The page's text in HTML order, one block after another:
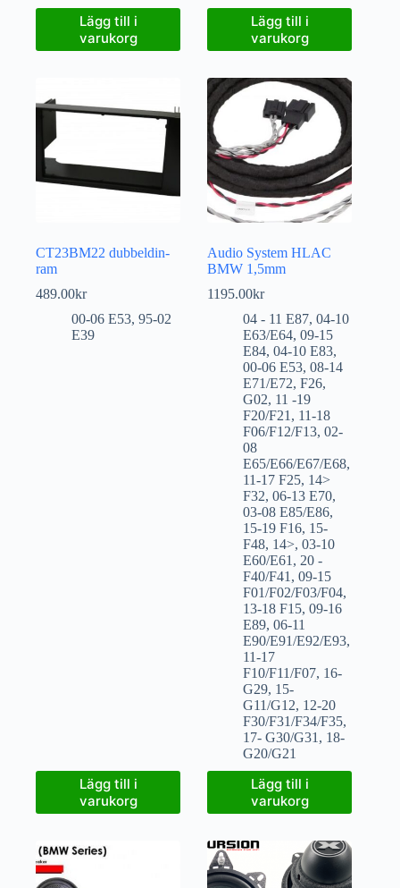
Lägg till i
varukorg
Lägg till i
varukorg
CT23BM22 dubbeldin-
ram
489.00kr
00-06 E53, 95-02
E39
Lägg till i
varukorg
Audio System HLAC
BMW 1,5mm
1195.00kr
04 - 11 E87,04-10
E63/E64,09-15
E84,04-10 E83,
00-06 E53,08-14
E71/E72,F26,
G02, 11 -19
F20/F21 , 11-18
F06/F12/F13,02-
08
E65/E66/E67/E68,
11-17 F25, 14>
F32,06-13 E70,
03-08 E85/E86,
15-19 F16, 15-
F48, 14>,03-10
E60/E61 , 20 -
F40/F41 ,09-15
F01/F02/F03/F04,
13-18 F15,09-16
E89,06-11
E90/E91/E92/E93,
11-17
F10/F11/F07, 16-
G29, 15-
G11/G12, 12-20
F30/F31/F34/F35,
17- G30/G31 , 18-
G20/G21
Lägg till i
varukorg